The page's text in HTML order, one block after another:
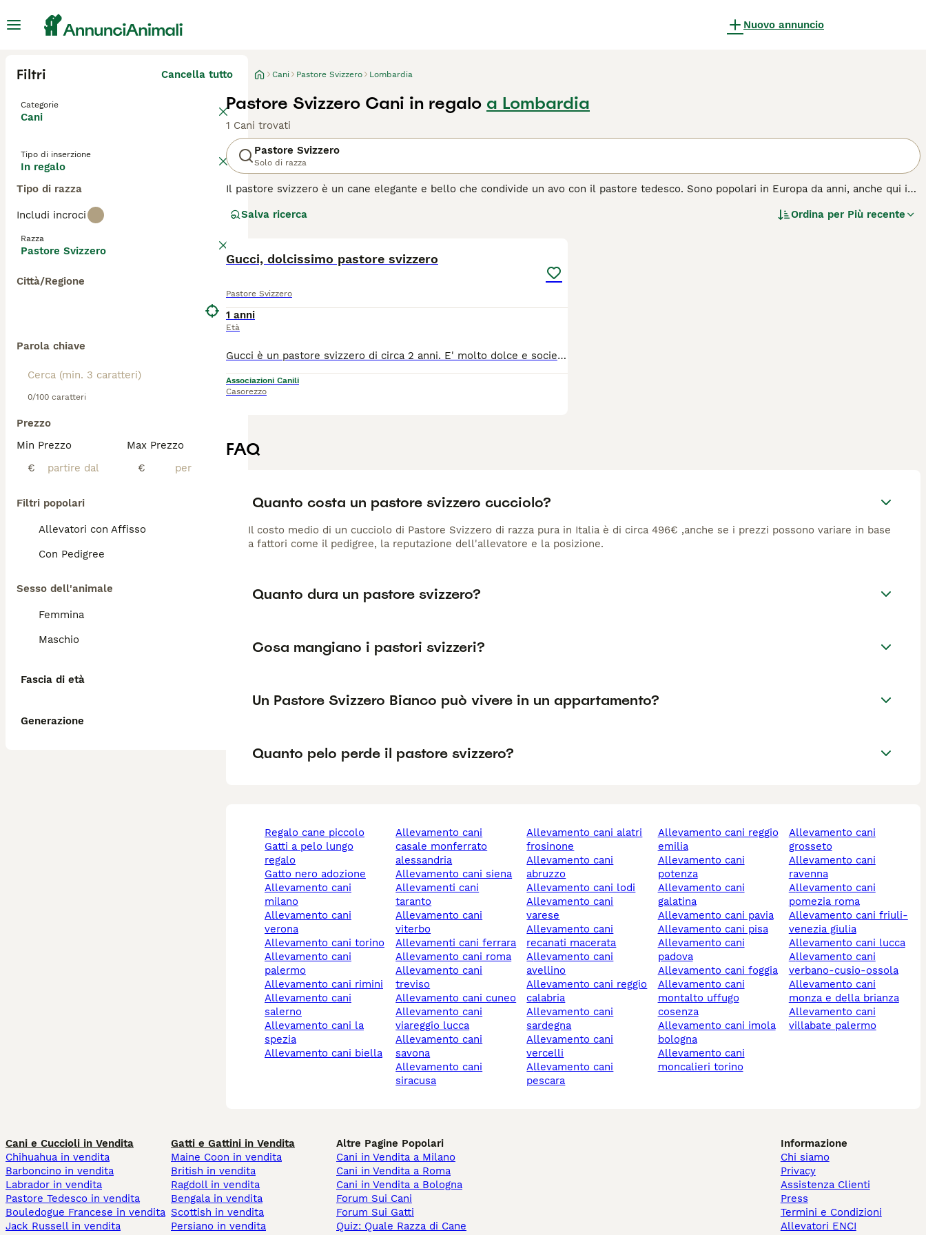
Nuovo annuncio
Filtri Cancella tutto
Categorie
Cani
Tipo di inserzione
In regalo
Tipo di razza
Includi incroci
Razza
Pastore Svizzero
Città/Regione
Parola chiave
0/100 caratteri
Prezzo
Min Prezzo
€
Max Prezzo
€
Filtri popolari
Allevatori con Affisso
Con Pedigree
Sesso dell'animale
Femmina
Maschio
Fascia di età
Generazione
Cani Pastore Svizzero Lombardia
Pastore Svizzero Cani in regalo a Lombardia
1 Cani trovati
Pastore Svizzero
Solo di razza
Il pastore svizzero è un cane elegante e bello che condivide un avo con il pastore tedesco. Sono popolari in Europa da anni, anche qui in
bambini. Sono ottimi animali domestici per le persone che amano trascorrere molto tempo all'aria aperta con il loro compagno canino.
Leggi la
Salva ricerca Ordina per Più recente
Gucci, dolcissimo pastore svizzero
Pastore Svizzero
1 anni
Età
Gucci è un pastore svizzero di circa 2 anni. E' molto dolce e socievole e va d'accordo con i cani e anche con i gatti. Tranquillo e molto socializzato.
Associazioni Canili
Casorezzo
FAQ
Quanto costa un pastore svizzero cucciolo?
Il costo medio di un cucciolo di Pastore Svizzero di razza pura in Italia è di circa 496€ ,anche se i prezzi possono variare in base
a fattori come il pedigree, la reputazione dell'allevatore e la posizione.
Quanto dura un pastore svizzero?
Cosa mangiano i pastori svizzeri?
Un Pastore Svizzero Bianco può vivere in un appartamento?
Quanto pelo perde il pastore svizzero?
regalo cane piccolo
gatti a pelo lungo
regalo
gatto nero adozione
allevamento cani
milano
allevamento cani
verona
allevamento cani torino
allevamento cani
palermo
allevamento cani rimini
allevamento cani
salerno
allevamento cani la
spezia
allevamento cani biella
allevamento cani
casale monferrato
alessandria
allevamento cani siena
allevamenti cani
taranto
allevamento cani
viterbo
allevamenti cani ferrara
allevamento cani roma
allevamento cani
treviso
allevamento cani cuneo
allevamento cani
viareggio lucca
allevamento cani
savona
allevamento cani
siracusa
allevamento cani alatri
frosinone
allevamento cani
abruzzo
allevamento cani lodi
allevamento cani
varese
allevamento cani
recanati macerata
allevamento cani
avellino
allevamento cani reggio
calabria
allevamento cani
sardegna
allevamento cani
vercelli
allevamento cani
pescara
allevamento cani reggio
emilia
allevamento cani
potenza
allevamento cani
galatina
allevamento cani pavia
allevamento cani pisa
allevamento cani
padova
allevamento cani foggia
allevamento cani
montalto uffugo
cosenza
allevamento cani imola
bologna
allevamento cani
moncalieri torino
allevamento cani
grosseto
allevamento cani
ravenna
allevamento cani
pomezia roma
allevamento cani friuli-
venezia giulia
allevamento cani lucca
allevamento cani
verbano-cusio-ossola
allevamento cani
monza e della brianza
allevamento cani
villabate palermo
Cani e Cuccioli in Vendita
Chihuahua in vendita
Barboncino in vendita
Labrador in vendita
Pastore Tedesco in vendita
Bouledogue Francese in vendita
Jack Russell in vendita
Gatti e Gattini in Vendita
Maine Coon in vendita
British in vendita
Ragdoll in vendita
Bengala in vendita
Scottish in vendita
Persiano in vendita
Altre Pagine Popolari
Cani in Vendita a Milano
Cani in Vendita a Roma
Cani in Vendita a Bologna
Forum Sui Cani
Forum Sui Gatti
Quiz: Quale Razza di Cane
Informazione
Chi siamo
Privacy
Assistenza Clienti
Press
Termini e Condizioni
Allevatori ENCI